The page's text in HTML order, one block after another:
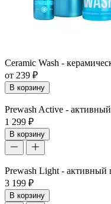
Ceramic Wash -
от 239 ₽
В корзину
Prewash Active -
1 299 ₽
В корзину
Prewash Light - активный
3 199 ₽
В корзину